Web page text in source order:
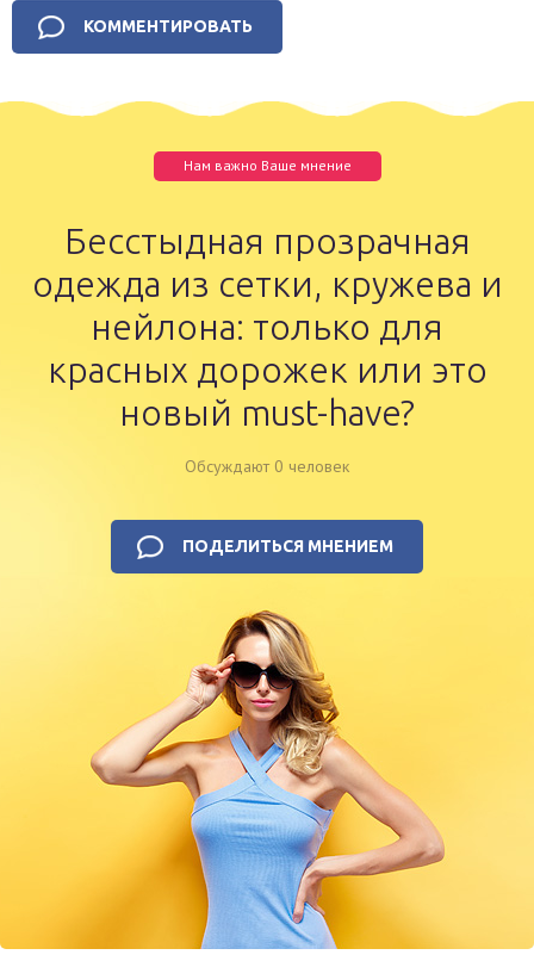
Нам важно Ваше мнение
Бесстыдная прозрачная
одежда из сетки, кружева и
нейлона: только для
красных дорожек или это
новый must-have?
Обсуждают 0 человек
ПОДЕЛИТЬСЯ МНЕНИЕМ